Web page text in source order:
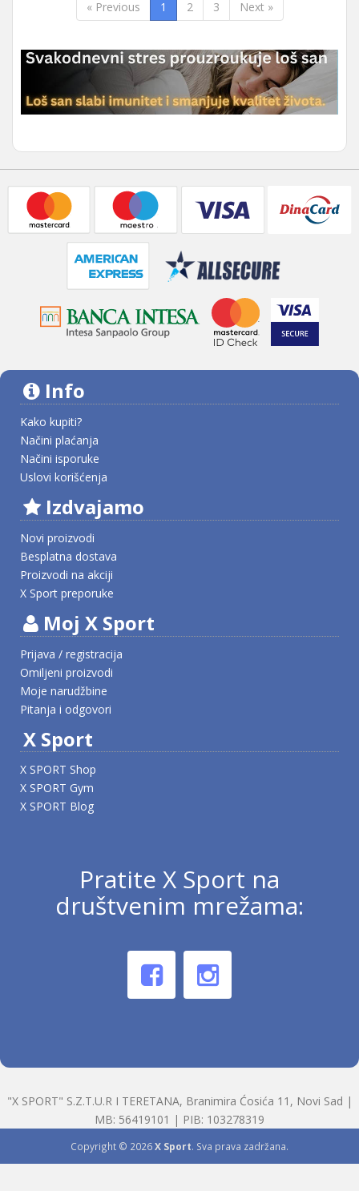
« Previous 1 2 3 Next »
Info
Kako kupiti?
Načini plaćanja
Načini isporuke
Uslovi korišćenja
Izdvajamo
Novi proizvodi
Besplatna dostava
Proizvodi na akciji
X Sport preporuke
Moj X Sport
Prijava / registracija
Omiljeni proizvodi
Moje narudžbine
Pitanja i odgovori
X Sport
X SPORT Shop
X SPORT Gym
X SPORT Blog
Pratite X Sport na
društvenim mrežama:
"X SPORT" S.Z.T.U.R I TERETANA, Branimira Ćosića 11, Novi Sad |
MB: 56419101 | PIB: 103278319
Copyright © 2026X Sport. Sva prava zadržana.